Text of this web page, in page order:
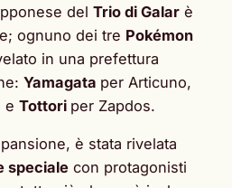
del Trio di Galar è
ognuno dei tre Pokémon
in una prefettura
Yamagata per Articuno,
e Tottori per Zapdos.
è stata rivelata
speciale con protagonisti